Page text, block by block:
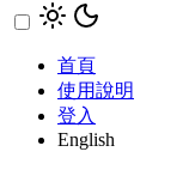
首頁
使用說明
登入
English